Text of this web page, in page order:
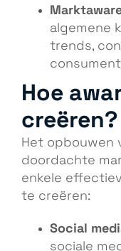
algemene
trends,
Hoe
creëren?
Het opbouwen
doordachte
enkele
te creëren:
Social
sociale